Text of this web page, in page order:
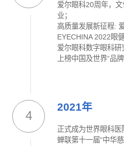
爱尔眼科20周年，
业；
高质量发展新征程:
EYECHINA 2022眼
爱尔眼科数字眼科研
上榜中国及世界“品
4
2021年
正式成为世界眼科医
蝉联第十一届“中华慈